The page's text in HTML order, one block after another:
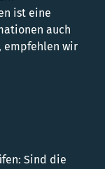
ist eine
auch
empfehlen wir
Sind die